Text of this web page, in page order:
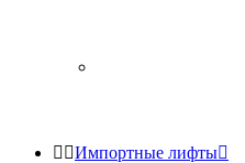
 Импортные лифты